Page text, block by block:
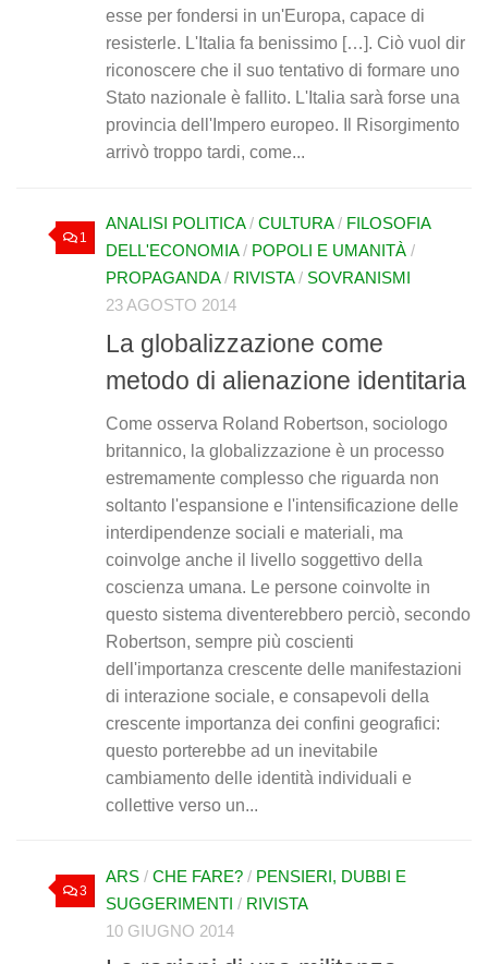
esse per fondersi in un'Europa, capace di
resisterle. L'Italia fa benissimo […]. Ciò vuol dir
riconoscere che il suo tentativo di formare uno
Stato nazionale è fallito. L'Italia sarà forse una
provincia dell'Impero europeo. Il Risorgimento
arrivò troppo tardi, come...
1
ANALISI POLITICA/ CULTURA/ FILOSOFIA
DELL'ECONOMIA/ POPOLI E UMANITÀ /
PROPAGANDA/ RIVISTA/ SOVRANISMI
23 AGOSTO 2014
La globalizzazione come
metodo di alienazione identitaria
Come osserva Roland Robertson, sociologo
britannico, la globalizzazione è un processo
estremamente complesso che riguarda non
soltanto l'espansione e l'intensificazione delle
interdipendenze sociali e materiali, ma
coinvolge anche il livello soggettivo della
coscienza umana. Le persone coinvolte in
questo sistema diventerebbero perciò, secondo
Robertson, sempre più coscienti
dell'importanza crescente delle manifestazioni
di interazione sociale, e consapevoli della
crescente importanza dei confini geografici:
questo porterebbe ad un inevitabile
cambiamento delle identità individuali e
collettive verso un...
3
ARS / CHE FARE? / PENSIERI, DUBBI E
SUGGERIMENTI / RIVISTA
10 GIUGNO 2014